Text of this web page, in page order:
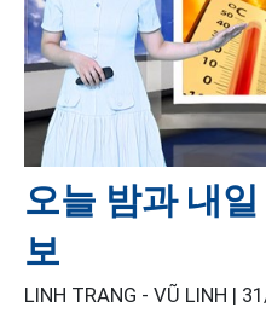
오늘 밤과 내
보
LINH TRANG - VŨ LINH |